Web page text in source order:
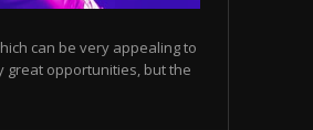
can be very appealing to
great opportunities, but the